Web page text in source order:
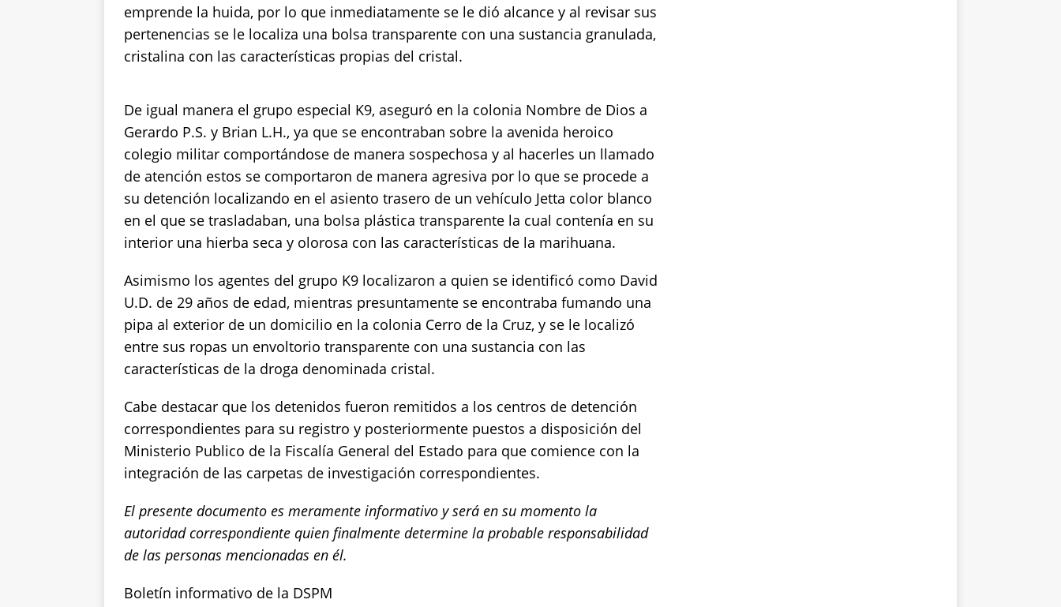
emprende la huida, por lo que inmediatamente se le dió alcance y al revisar sus
pertenencias se le localiza una bolsa transparente con una sustancia granulada,
cristalina con las características propias del cristal.
De igual manera el grupo especial K9, aseguró en la colonia Nombre de Dios a
Gerardo P.S. y Brian L.H., ya que se encontraban sobre la avenida heroico
colegio militar comportándose de manera sospechosa y al hacerles un llamado
de atención estos se comportaron de manera agresiva por lo que se procede a
su detención localizando en el asiento trasero de un vehículo Jetta color blanco
en el que se trasladaban, una bolsa plástica transparente la cual contenía en su
interior una hierba seca y olorosa con las características de la marihuana.
Asimismo los agentes del grupo K9 localizaron a quien se identificó como David
U.D. de 29 años de edad, mientras presuntamente se encontraba fumando una
pipa al exterior de un domicilio en la colonia Cerro de la Cruz, y se le localizó
entre sus ropas un envoltorio transparente con una sustancia con las
características de la droga denominada cristal.
Cabe destacar que los detenidos fueron remitidos a los centros de detención
correspondientes para su registro y posteriormente puestos a disposición del
Ministerio Publico de la Fiscalía General del Estado para que comience con la
integración de las carpetas de investigación correspondientes.
El presente documento es meramente informativo y será en su momento la
autoridad correspondiente quien finalmente determine la probable responsabilidad
de las personas mencionadas en él.
Boletín informativo de la DSPM